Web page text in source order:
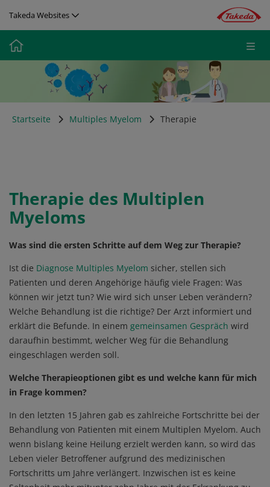
Takeda Websites
Media
Image
Startseite Multiples Myelom Therapie
Therapie des Multiplen
Myeloms
Was sind die ersten Schritte auf dem Weg zur Therapie?
Ist die Diagnose Multiples Myelom sicher, stellen sich
Patienten und deren Angehörige häufig viele Fragen: Was
können wir jetzt tun? Wie wird sich unser Leben verändern?
Welche Behandlung ist die richtige? Der Arzt informiert und
erklärt die Befunde. In einem gemeinsamen Gespräch wird
daraufhin bestimmt, welcher Weg für die Behandlung
eingeschlagen werden soll.
Welche Therapieoptionen gibt es und welche kann für mich
in Frage kommen?
In den letzten 15 Jahren gab es zahlreiche Fortschritte bei der
Behandlung von Patienten mit einem Multiplen Myelom. Auch
wenn bislang keine Heilung erzielt werden kann, so wird das
Leben vieler Betroffener aufgrund des medizinischen
Fortschritts um Jahre verlängert. Inzwischen ist es keine